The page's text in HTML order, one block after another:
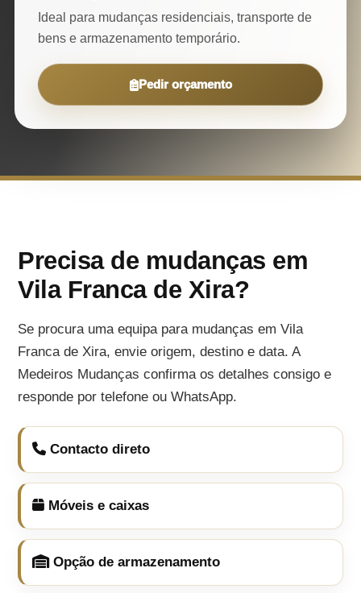
Ideal para mudanças residenciais, transporte de
bens e armazenamento temporário.
Pedir orçamento
Precisa de mudanças em
Vila Franca de Xira?
Se procura uma equipa para mudanças em Vila
Franca de Xira, envie origem, destino e data. A
Medeiros Mudanças confirma os detalhes consigo e
responde por telefone ou WhatsApp.
Contacto direto
Móveis e caixas
Opção de armazenamento